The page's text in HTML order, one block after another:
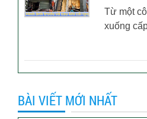
Từ một
xuống
BÀI VIẾT MỚI NHẤT